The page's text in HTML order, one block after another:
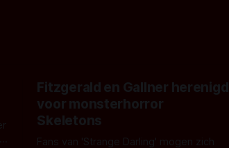
Fitzgerald en Gallner herenigd
voor monsterhorror
Skeletons
Fans van 'Strange Darling' mogen zich